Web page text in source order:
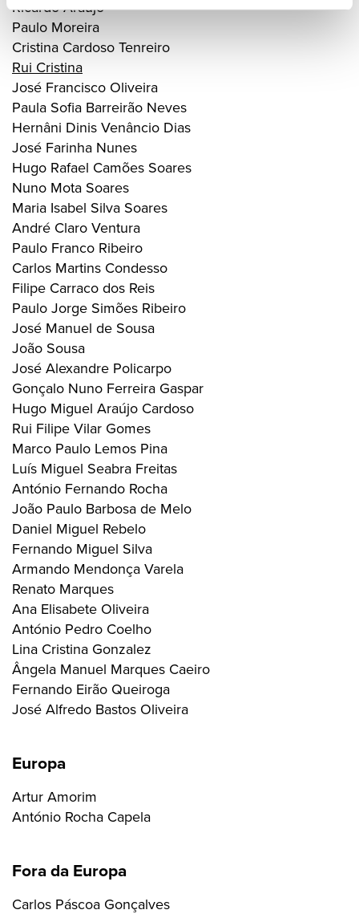
Ricardo Araújo
Paulo Moreira
Cristina Cardoso Tenreiro
Rui Cristina
José Francisco Oliveira
Paula Sofia Barreirão Neves
Hernâni Dinis Venâncio Dias
José Farinha Nunes
Hugo Rafael Camões Soares
Nuno Mota Soares
Maria Isabel Silva Soares
André Claro Ventura
Paulo Franco Ribeiro
Carlos Martins Condesso
Filipe Carraco dos Reis
Paulo Jorge Simões Ribeiro
José Manuel de Sousa
João Sousa
José Alexandre Policarpo
Gonçalo Nuno Ferreira Gaspar
Hugo Miguel Araújo Cardoso
Rui Filipe Vilar Gomes
Marco Paulo Lemos Pina
Luís Miguel Seabra Freitas
António Fernando Rocha
João Paulo Barbosa de Melo
Daniel Miguel Rebelo
Fernando Miguel Silva
Armando Mendonça Varela
Renato Marques
Ana Elisabete Oliveira
António Pedro Coelho
Lina Cristina Gonzalez
Ângela Manuel Marques Caeiro
Fernando Eirão Queiroga
José Alfredo Bastos Oliveira
Europa
Artur Amorim
António Rocha Capela
Fora da Europa
Carlos Páscoa Gonçalves